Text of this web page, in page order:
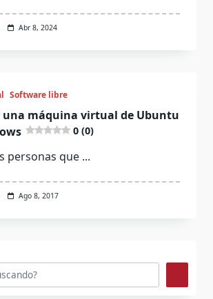
Abr 8, 2024
Software libre
una máquina virtual de Ubuntu
0 (0)
personas que ...
Ago 8, 2017